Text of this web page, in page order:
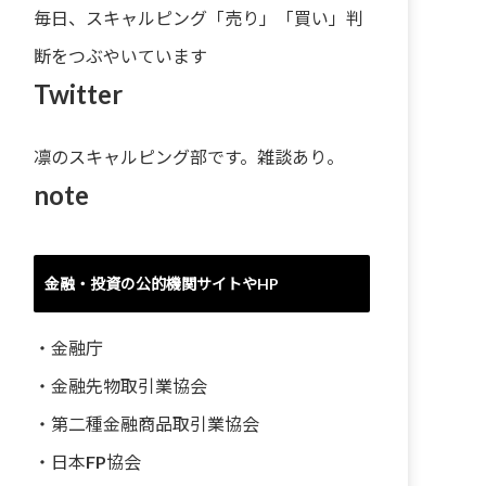
毎日、スキャルピング「売り」「買い」判
断をつぶやいています
Twitter
凛のスキャルピング部です。雑談あり。
note
金融・投資の公的機関サイトやHP
・ 金融庁
・ 金融先物取引業協会
・ 第二種金融商品取引業協会
・ 日本FP協会